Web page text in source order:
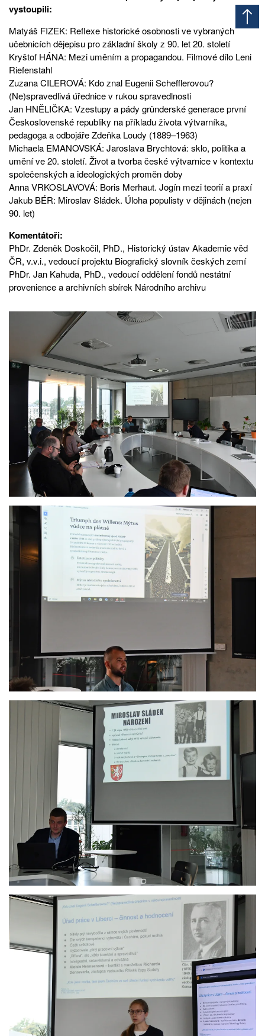
vystoupili:
Matyáš FIZEK: Reflexe historické osobnosti ve vybraných
učebnicích dějepisu pro základní školy z 90. let 20. století
Kryštof HÁNA: Mezi uměním a propagandou. Filmové dílo Leni
Riefenstahl
Zuzana CILEROVÁ: Kdo znal Eugenii Schefflerovou?
(Ne)spravedlivá úřednice v rukou spravedlnosti
Jan HNĚLIČKA: Vzestupy a pády gründerské generace první
Československé republiky na příkladu života výtvarníka,
pedagoga a odbojáře Zdeňka Loudy (1889–1963)
Michaela EMANOVSKÁ: Jaroslava Brychtová: sklo, politika a
umění ve 20. století. Život a tvorba české výtvarnice v kontextu
společenských a ideologických proměn doby
Anna VRKOSLAVOVÁ: Boris Merhaut. Jogín mezi teorií a praxí
Jakub BÉR: Miroslav Sládek. Úloha populisty v dějinách (nejen
90. let)
Komentátoři:
PhDr. Zdeněk Doskočil, PhD., Historický ústav Akademie věd
ČR, v.v.i., vedoucí projektu Biografický slovník českých zemí
PhDr. Jan Kahuda, PhD., vedoucí oddělení fondů nestátní
provenience a archivních sbírek Národního archivu